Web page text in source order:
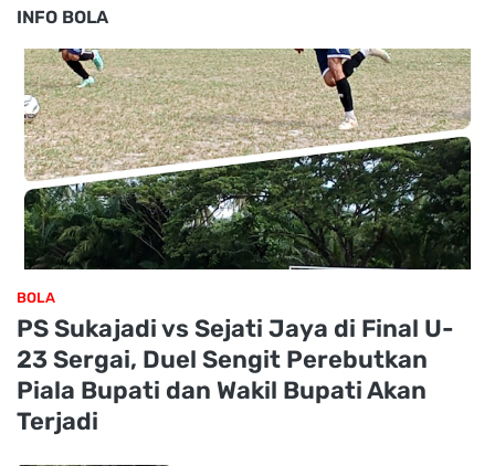
INFO BOLA
BOLA
PS Sukajadi vs Sejati Jaya di Final U-
23 Sergai, Duel Sengit Perebutkan
Piala Bupati dan Wakil Bupati Akan
Terjadi